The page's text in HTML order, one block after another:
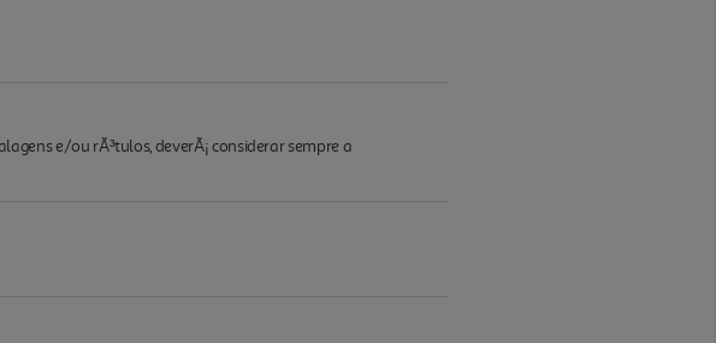
e/ou rÃ³tulos, deverÃ¡ considerar sempre a